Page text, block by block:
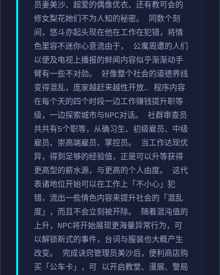
员妻美沙、超爱的偶像优衣、还有教可会的
修女梨花她们不为人知的秘密。 同数个刻
间，悠斗亦起头现在他在工作在犯错，将情
色里容不迷你心意流由于， 公寓周遭的人们
以便及电视上播报的鲜闻内容似乎渐渐动手
臂有一些不对劲。 好像整个社会的道德界线
变得混乱，庞家越赶来越性开放… 程序内容
在每个天的四个时段一边工作赚钱提升职等
级，一边探索城市与NPC对话。 社群审查员
共共有5个职等，从确习生、初级雇员、中级
雇员、崇高端雇员、掌控员。 当工作达现优
异，得到足够的经验值，正是可以升等获得
更高型的薪水源，与更高的个人由度。 这代
表诸地位开始可以在工作上「不小心」犯
错，流出一些情色内容来提升社会的「混乱
度」，而且不会立刻被开除。 随着混沌值的
上升，NPC将开始展现更海量异常行为，可
以解锁新式的事件，台词与服装也大概产生
改变。 完成诀窍管理员美沙后，便利商店购
买「公车卡」，可 以开启教堂、漫展、警局